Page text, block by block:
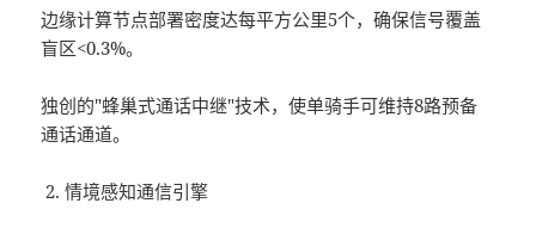
边缘计算节点部署密度达每平方公里5个，确保信号覆盖
盲区<0.3%。
独创的"蜂巢式通话中继"技术，使单骑手可维持8路预备
通话通道。
情境感知通信引擎